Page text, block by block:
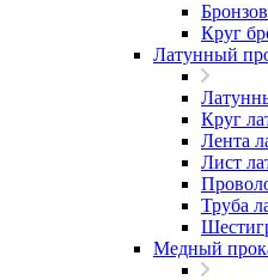
Круг
Латунный
Круг
Лента
Лист
Труба
Медный